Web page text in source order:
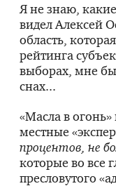
Я не знаю,
видел Алексей
область,
рейтинга
выборах, мне
снах...
«Масла в
местные
процентов, не
которые во все
пресловутого